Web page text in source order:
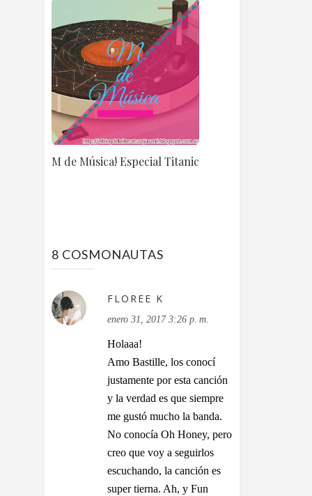
M de Música! Especial Titanic
8 COSMONAUTAS
FLOREE K
enero 31, 2017 3:26 p. m.
Holaaa!
Amo Bastille, los conocí
justamente por esta canción
y la verdad es que siempre
me gustó mucho la banda.
No conocía Oh Honey, pero
creo que voy a seguirlos
escuchando, la canción es
super tierna. Ah, y Fun